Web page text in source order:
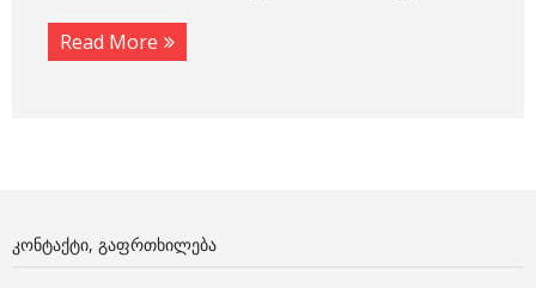
Read More
ᲙᲝᲜᲢᲐᲥᲢᲘ, ᲒᲐᲤᲠᲗᲮᲘᲚᲔᲑᲐ